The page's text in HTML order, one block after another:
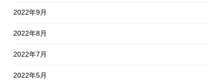
2022年9月
2022年8月
2022年7月
2022年5月